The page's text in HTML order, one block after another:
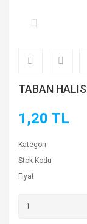
TABAN
1,20 TL
Kategori
Stok Kodu
Fiyat